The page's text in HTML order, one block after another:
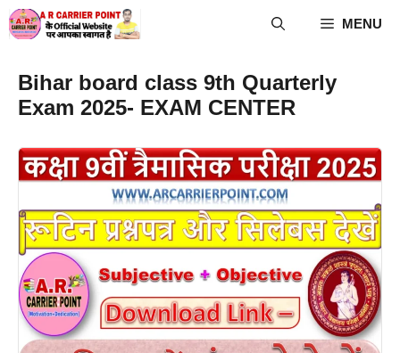
Skip
to
MENU
Bihar board class 9th Quarterly
Exam 2025- EXAM CENTER